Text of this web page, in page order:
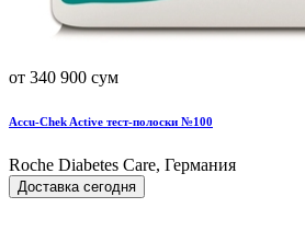
от 340 900 сум
Accu-Chek Active тест-полоски №100
Roche Diabetes Care, Германия
Доставка сегодня